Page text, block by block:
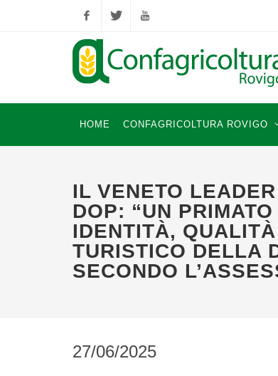
FacebookTwitter YouTube
HOME CONFAGRICOLTURA ROVIGO
IL VENETO
DOP: “UN
IDENTITÀ,
TURISTICO DELLA
SECONDO
27/06/2025